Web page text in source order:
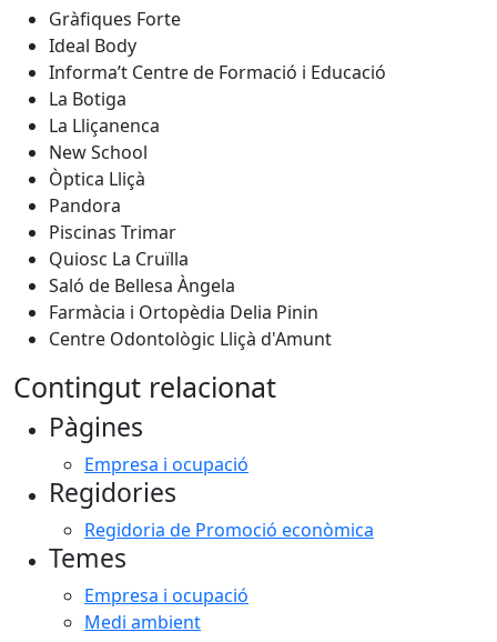
Gràfiques Forte
Ideal Body
Informa’t Centre de Formació i Educació
La Botiga
La Lliçanenca
New School
Òptica Lliçà
Pandora
Piscinas Trimar
Quiosc La Cruïlla
Saló de Bellesa Àngela
Farmàcia i Ortopèdia Delia Pinin
Centre Odontològic Lliçà d'Amunt
Contingut relacionat
Pàgines
Empresa i ocupació
Regidories
Regidoria de Promoció econòmica
Temes
Empresa i ocupació
Medi ambient